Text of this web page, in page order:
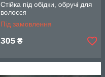
Стійка під обідки, обручі для
волосся
Під замовлення
305 ₴